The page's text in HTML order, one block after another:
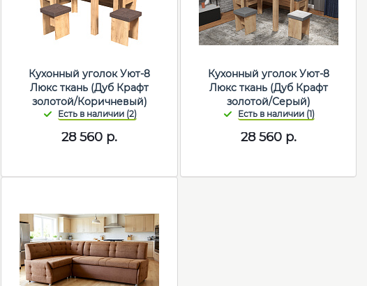
Кухонный уголок Уют-8
Люкс ткань (Дуб Крафт
золотой/Коричневый)
28 560 р.
Кухонный уголок Уют-8
Люкс ткань (Дуб Крафт
золотой/Серый)
28 560р.